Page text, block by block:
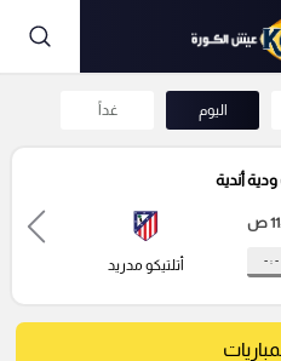
اليوم غداً
أندية
ص
- : - أتلتيكو مدريد